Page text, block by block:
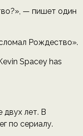
— пишет один
Рождество».
Spacey has
двух лет. В
по сериалу.